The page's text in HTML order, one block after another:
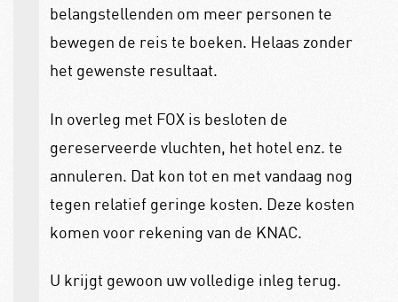
belangstellenden om meer personen te
bewegen de reis te boeken. Helaas zonder
het gewenste resultaat.
In overleg met FOX is besloten de
gereserveerde vluchten, het hotel enz. te
annuleren. Dat kon tot en met vandaag nog
tegen relatief geringe kosten. Deze kosten
komen voor rekening van de KNAC.
U krijgt gewoon uw volledige inleg terug.